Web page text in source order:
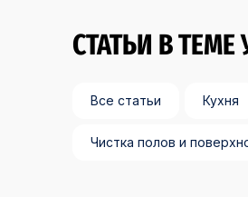
СТАТЬИ В
Все статьи Кухня
Чистка полов и